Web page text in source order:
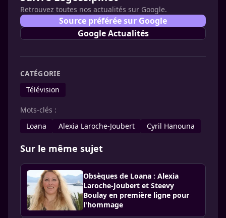
Retrouvez toutes nos actualités sur Google.
Source préférée sur Google
Google Actualités
CATÉGORIE
Télévision
Mots-clés :
Loana
Alexia Laroche-Joubert Cyril Hanouna
Sur le même sujet
Obsèques de Loana : Alexia
Laroche-Joubert et Steevy
Boulay en première ligne pour
l'hommage